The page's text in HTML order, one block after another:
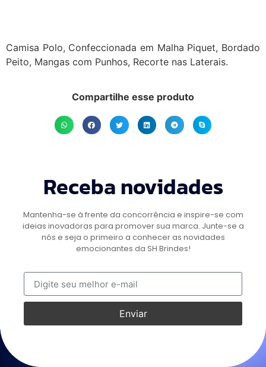
Camisa Polo, Confeccionada em Malha Piquet, Bordado
Peito, Mangas com Punhos, Recorte nas Laterais.
Compartilhe esse produto
Receba novidades
Mantenha-se à frente da concorrência e inspire-se com
ideias inovadoras para promover sua marca. Junte-se a
nós e seja o primeiro a conhecer as novidades
emocionantes da SH Brindes!
Enviar